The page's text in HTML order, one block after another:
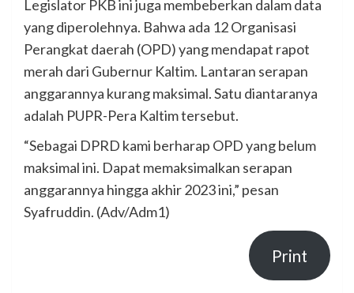
Legislator PKB ini juga membeberkan dalam data
yang diperolehnya. Bahwa ada 12 Organisasi
Perangkat daerah (OPD) yang mendapat rapot
merah dari Gubernur Kaltim. Lantaran serapan
anggarannya kurang maksimal. Satu diantaranya
adalah PUPR-Pera Kaltim tersebut.
“Sebagai DPRD kami berharap OPD yang belum
maksimal ini. Dapat memaksimalkan serapan
anggarannya hingga akhir 2023 ini,” pesan
Syafruddin. (Adv/Adm1)
Print